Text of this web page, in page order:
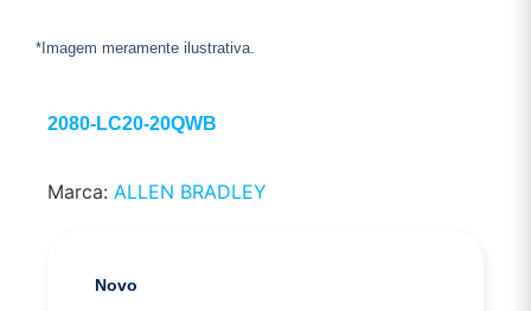
*Imagem meramente ilustrativa.
2080-LC20-20QWB
Marca: ALLEN BRADLEY
Novo